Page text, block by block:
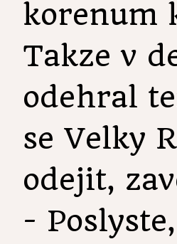
korenum
Takze v
odehral
se Velky
odejit,
-